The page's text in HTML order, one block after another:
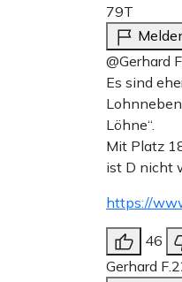
79T
@Gerhard F.
Es sind
Löhne“.
Mit Platz
ist D nicht
https://
46
Gerhard F.